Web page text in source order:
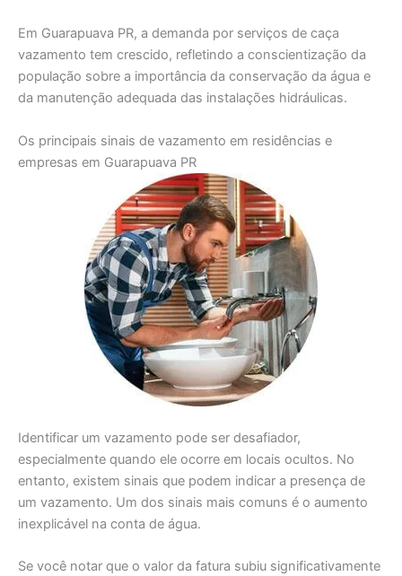
Em Guarapuava PR, a demanda por serviços de caça
vazamento tem crescido, refletindo a conscientização da
população sobre a importância da conservação da água e
da manutenção adequada das instalações hidráulicas.
Os principais sinais de vazamento em residências e
empresas em Guarapuava PR
Identificar um vazamento pode ser desafiador,
especialmente quando ele ocorre em locais ocultos. No
entanto, existem sinais que podem indicar a presença de
um vazamento. Um dos sinais mais comuns é o aumento
inexplicável na conta de água.
Se você notar que o valor da fatura subiu significativamente